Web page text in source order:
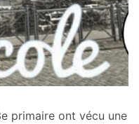
primaire ont vécu une